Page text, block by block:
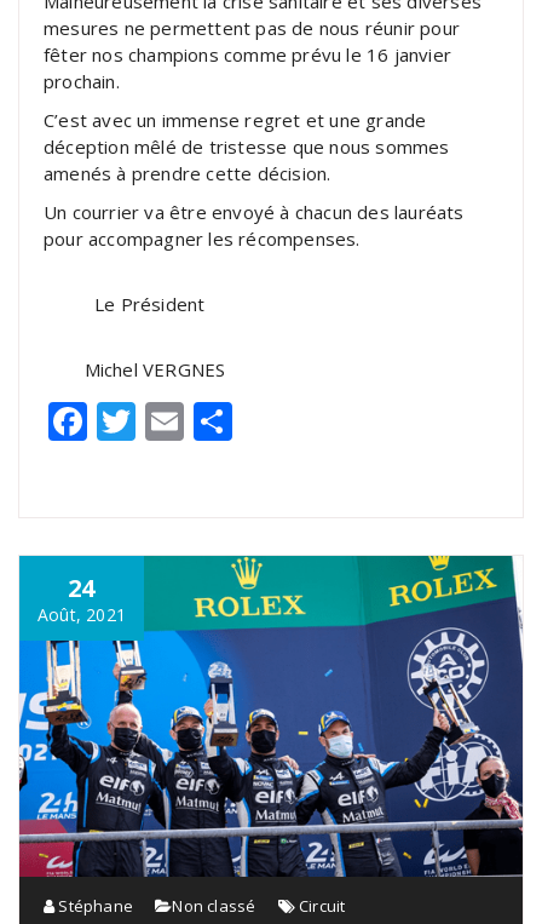
mesures ne permettent pas de nous réunir pour
fêter nos champions comme prévu le 16 janvier
prochain.
C’est avec un immense regret et une grande
déception mêlé de tristesse que nous sommes
amenés à prendre cette décision.
Un courrier va être envoyé à chacun des lauréats
pour accompagner les récompenses.
Le Président
Michel VERGNES
Facebook
Twitter
Email
24
Août, 2021
Stéphane Non classé Circuit